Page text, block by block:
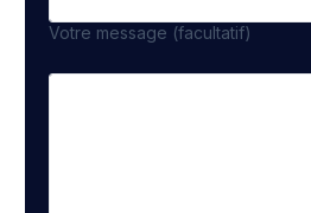
Votre message (facultatif)